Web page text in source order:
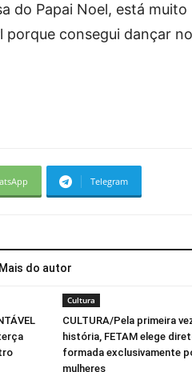
do Papai Noel, está muito
porque consegui dançar no
Telegram
Mais do autor
Cultura
CULTURA/Pela primeira
história, FETAM elege
formada exclusivamente
mulheres